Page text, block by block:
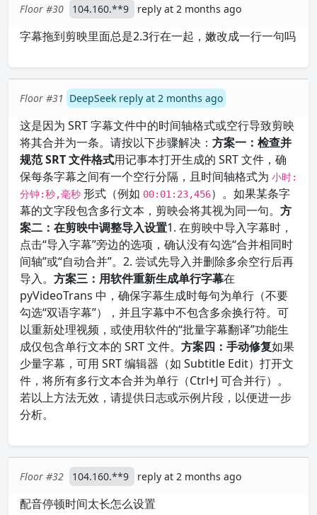
Floor #30 104.160.**9 reply at 2 months ago
字幕拖到剪映里面总是2.3行在一起，嫩改成一行一句吗
Floor #31 DeepSeek reply at 2 months ago
这是因为 SRT 字幕文件中的时间轴格式或空行导致剪映
将其合并为一条。请按以下步骤解决： 方案一：检查并
规范 SRT 文件格式用记事本打开生成的 SRT 文件，确
保每条字幕之间有一个空行分隔，且时间轴格式为 小时:
分钟:秒,毫秒 形式（例如 00:01:23,456）。如果某条字
幕的文字段包含多行文本，剪映会将其视为同一句。 方
案二：在剪映中调整导入设置1. 在剪映中导入字幕时，
点击“导入字幕”旁边的选项，确认没有勾选“合并相同时
间轴”或“自动合并”。2. 尝试先导入并删除多余空行后再
导入。 方案三：用软件重新生成单行字幕在
pyVideoTrans 中，确保字幕生成时每句为单行（不要
勾选“双语字幕”），并且字幕中不包含多余换行符。可
以重新处理视频，或使用软件的“批量字幕翻译”功能生
成仅包含单行文本的 SRT 文件。 方案四：手动修复如果
少量字幕，可用 SRT 编辑器（如 Subtitle Edit）打开文
件，将所有多行文本合并为单行（Ctrl+J 可合并行）。
若以上方法无效，请提供日志或示例片段，以便进一步
分析。
Floor #32 104.160.**9 reply at 2 months ago
配音停顿时间太长怎么设置